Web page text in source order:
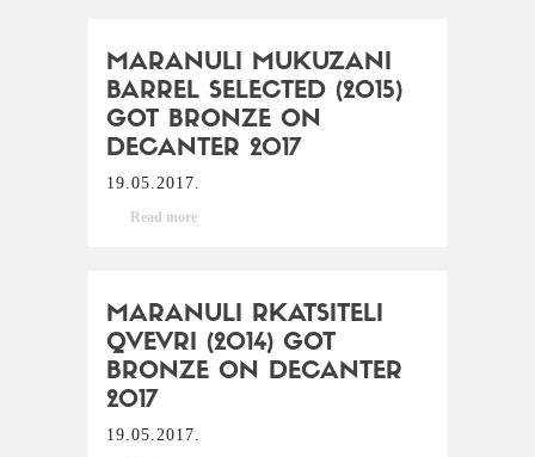
MARANULI MUKUZANI
BARREL SELECTED (2015)
GOT BRONZE ON
DECANTER 2017
19.05.2017.
Read more
MARANULI RKATSITELI
QVEVRI (2014) GOT
BRONZE ON DECANTER
2017
19.05.2017.